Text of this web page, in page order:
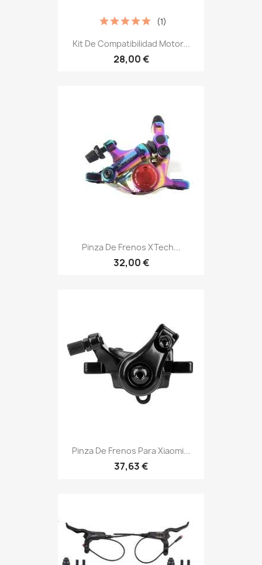
Kit De Compatibilidad Motor...
28,00 €
(1)
Pinza De Frenos XTech...
32,00 €
Pinza De Frenos Para Xiaomi...
37,63 €